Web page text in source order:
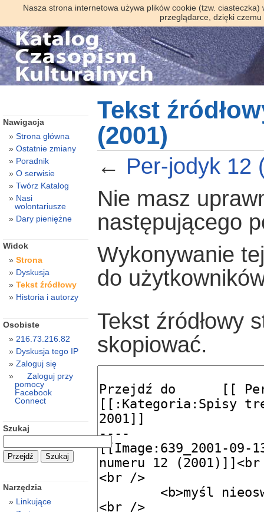
Nasza strona internetowa używa plików cookie (tzw.
przeglądarce, dzięki
Tekst
(2001)
← Per-jodyk 12
Nie masz
następującego
Wykonywanie
do
Tekst źródłowy
skopiować.
Nawigacja
Strona główna
Ostatnie zmiany
Poradnik
O serwisie
Twórz Katalog
Nasi
wolontariusze
Dary pieniężne
Widok
Strona
Dyskusja
Tekst źródłowy
Historia i autorzy
Osobiste
216.73.216.82
Dyskusja tego IP
Zaloguj się
Zaloguj przy
pomocy
Facebook
Connect
Szukaj
Narzędzia
Linkujące